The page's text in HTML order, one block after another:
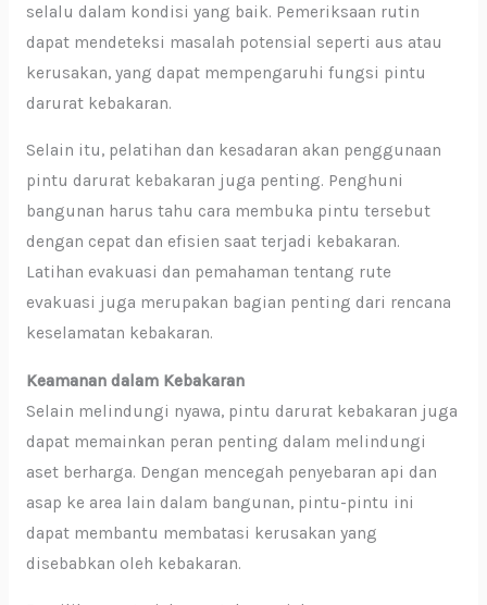
selalu dalam kondisi yang baik. Pemeriksaan rutin
dapat mendeteksi masalah potensial seperti aus atau
kerusakan, yang dapat mempengaruhi fungsi pintu
darurat kebakaran.
Selain itu, pelatihan dan kesadaran akan penggunaan
pintu darurat kebakaran juga penting. Penghuni
bangunan harus tahu cara membuka pintu tersebut
dengan cepat dan efisien saat terjadi kebakaran.
Latihan evakuasi dan pemahaman tentang rute
evakuasi juga merupakan bagian penting dari rencana
keselamatan kebakaran.
Keamanan dalam Kebakaran
Selain melindungi nyawa, pintu darurat kebakaran juga
dapat memainkan peran penting dalam melindungi
aset berharga. Dengan mencegah penyebaran api dan
asap ke area lain dalam bangunan, pintu-pintu ini
dapat membantu membatasi kerusakan yang
disebabkan oleh kebakaran.